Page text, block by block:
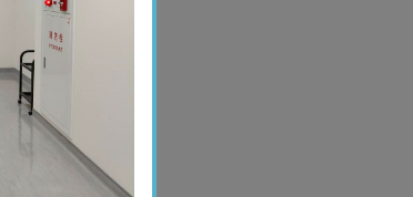
感謝您的支持。